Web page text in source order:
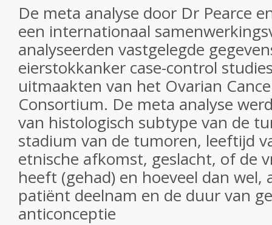
De meta analyse door Dr Pearce
een internationaal
analyseerden vastgelegde
eierstokkanker case-control
uitmaakten van het Ovarian
Consortium. De meta analyse
van histologisch subtype van de
stadium van de tumoren, leeftijd
etnische afkomst, geslacht, of de
heeft (gehad) en hoeveel dan wel,
patiënt deelnam en de duur van
anticonceptie